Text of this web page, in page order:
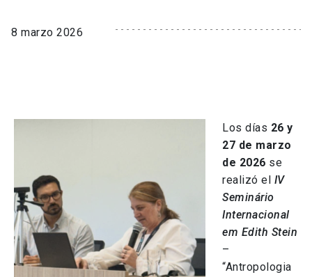
8 marzo 2026
Los días 26 y
27 de marzo
de 2026 se
realizó el IV
Seminário
Internacional
em Edith Stein
–
“Antropologia